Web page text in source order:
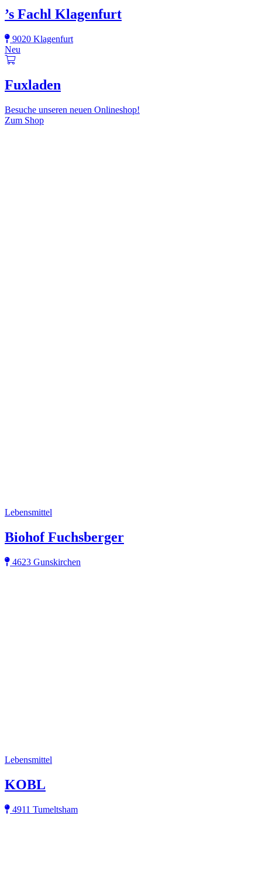
’s Fachl Klagenfurt
9020 Klagenfurt
Neu
Fuxladen
Besuche unseren neuen Onlineshop!
Zum Shop
Lebensmittel
Biohof Fuchsberger
4623 Gunskirchen
Lebensmittel
KOBL
4911 Tumeltsham